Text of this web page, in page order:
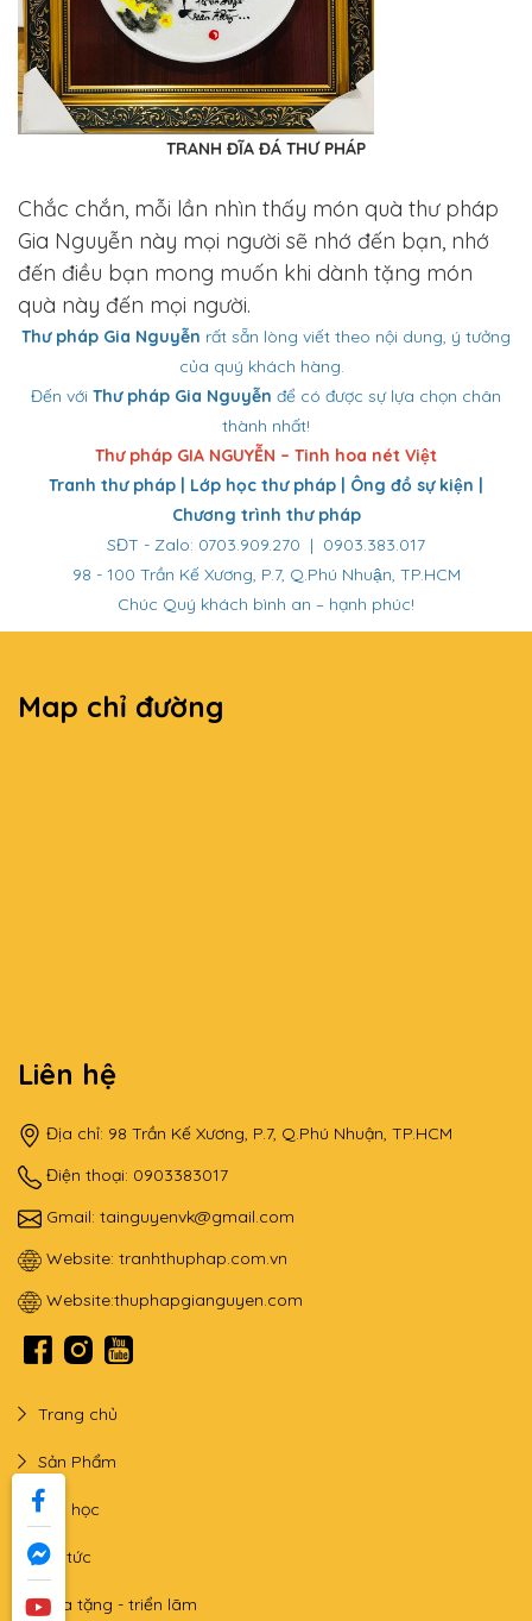
TRANH ĐĨA ĐÁ THƯ PHÁP
Chắc chắn, mỗi lần nhìn thấy món quà thư pháp
Gia Nguyễn này mọi người sẽ nhớ đến bạn, nhớ
đến điều bạn mong muốn khi dành tặng món
quà này đến mọi người.
Thư pháp Gia Nguyễn rất sẵn lòng viết theo nội dung, ý tưởng
của quý khách hàng.
Đến với Thư pháp Gia Nguyễn để có được sự lựa chọn chân
thành nhất!
Thư pháp GIA NGUYỄN – Tinh hoa nét Việt
Tranh thư pháp | Lớp học thư pháp | Ông đồ sự kiện |
Chương trình thư pháp
SĐT - Zalo: 0703.909.270 | 0903.383.017
98 - 100 Trần Kế Xương, P.7, Q.Phú Nhuận, TP.HCM
Chúc Quý khách bình an – hạnh phúc!
Map chỉ đường
Liên hệ
Địa chỉ: 98 Trần Kế Xương, P.7, Q.Phú Nhuận, TP.HCM
Điện thoại: 0903383017
Gmail: tainguyenvk@gmail.com
Website: tranhthuphap.com.vn
Website:thuphapgianguyen.com
Trang chủ
Sản Phẩm
Lớp học
Tin tức
Qùa tặng - triển lãm